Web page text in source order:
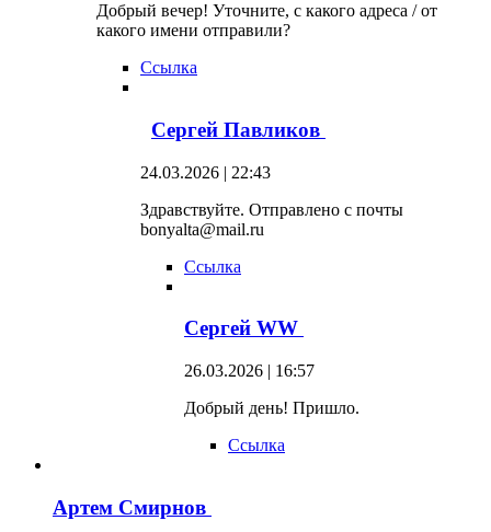
Добрый вечер! Уточните, с какого адреса / от
какого имени отправили?
Ссылка
Сергей Павликов
24.03.2026 | 22:43
Здравствуйте. Отправлено с почты
bonyalta@mail.ru
Ссылка
Сергей WW
26.03.2026 | 16:57
Добрый день! Пришло.
Ссылка
Артем Смирнов